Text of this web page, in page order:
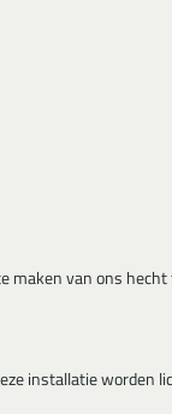
maken van ons
installatie